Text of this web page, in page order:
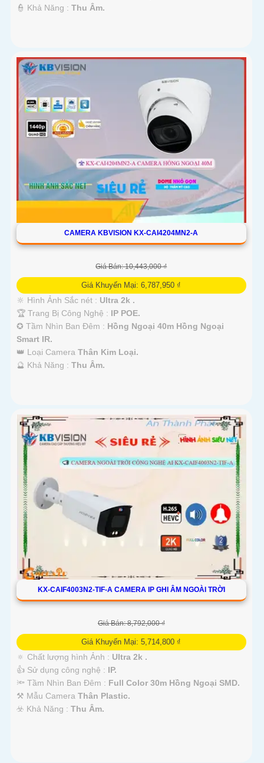
️👮 Khả Năng : Thu Âm.
CAMERA KBVISION KX-CAI4204MN2-A
Giá Bán: 10,443,000 ₫
Giá Khuyến Mại: 6,787,950 ₫
🔆 Hình Ảnh Sắc nét : Ultra 2k .
🏆 Trang Bị Công Nghệ : IP POE.
✪ Tầm Nhìn Ban Đêm : Hồng Ngoại 40m Hồng Ngoại
Smart IR.
👑 Loại Camera Thân Kim Loại.
️🔮 Khả Năng : Thu Âm.
KX-CAIF4003N2-TIF-A CAMERA IP GHI ÂM NGOÀI TRỜI
Giá Bán: 8,792,000 ₫
Giá Khuyến Mại: 5,714,800 ₫
🔅 Chất lượng hình Ảnh : Ultra 2k .
👍 Sử dụng công nghệ : IP.
🔦 Tầm Nhìn Ban Đêm : Full Color 30m Hồng Ngoại SMD.
⚒ Mẫu Camera Thân Plastic.
️☣️ Khả Năng : Thu Âm.